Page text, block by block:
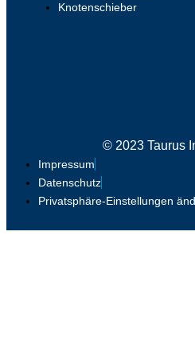
Knotenschieber
© 2023 Taurus
Impressum
Datenschutz
Privatsphäre-Einstellungen